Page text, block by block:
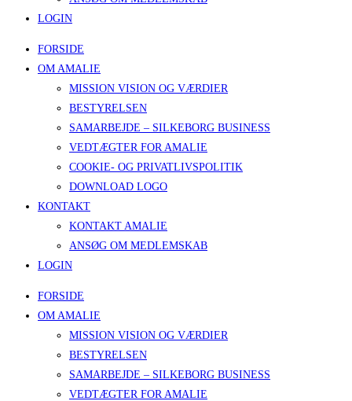
LOGIN
FORSIDE
OM AMALIE
MISSION VISION OG VÆRDIER
BESTYRELSEN
SAMARBEJDE – SILKEBORG BUSINESS
VEDTÆGTER FOR AMALIE
COOKIE- OG PRIVATLIVSPOLITIK
DOWNLOAD LOGO
KONTAKT
KONTAKT AMALIE
ANSØG OM MEDLEMSKAB
LOGIN
FORSIDE
OM AMALIE
MISSION VISION OG VÆRDIER
BESTYRELSEN
SAMARBEJDE – SILKEBORG BUSINESS
VEDTÆGTER FOR AMALIE